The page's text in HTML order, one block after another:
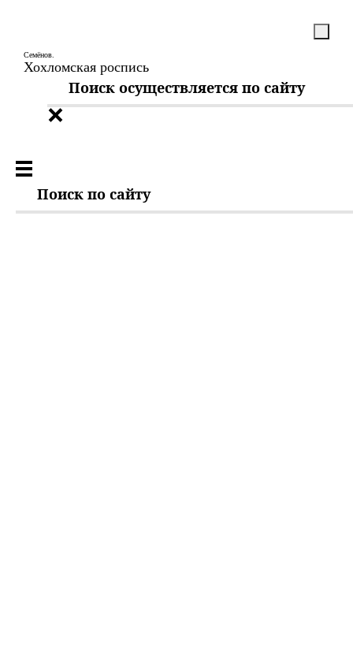
Семёнов.
Хохломская роспись